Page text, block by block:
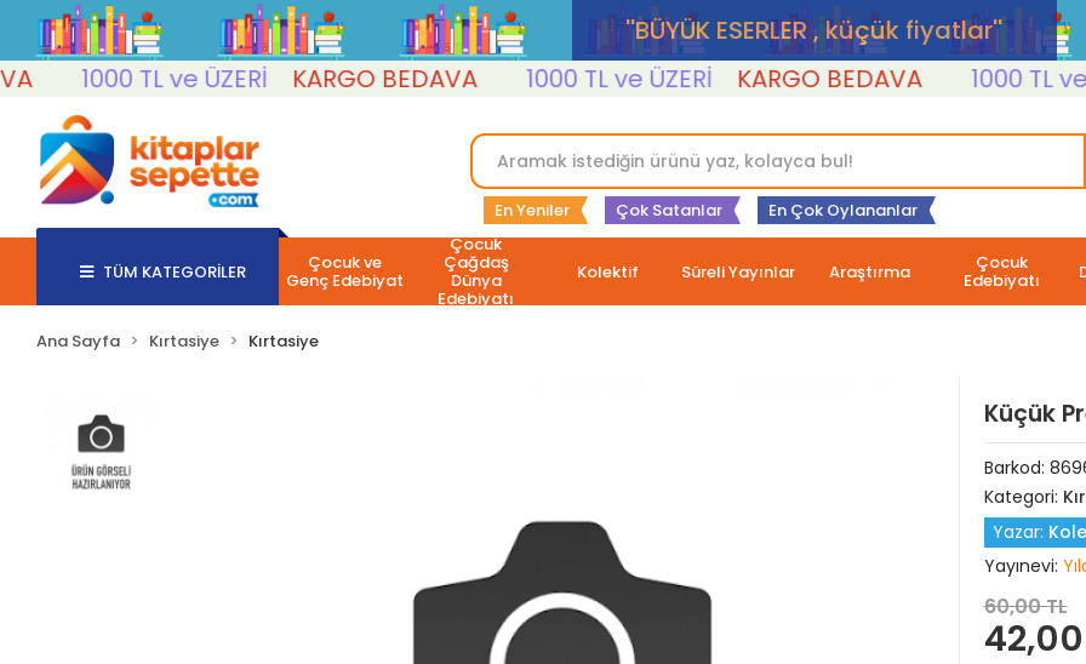
''BÜYÜK ESERLER , küçük fiyatlar''
1000 TL ve ÜZERİ
KARGO BEDAVA 1000 TL ve ÜZERİ KARGO BEDAVA 1000 TL ve
En Yeniler Çok Satanlar En Çok Oylananlar
TÜM KATEGORİLER Çocuk ve
Genç Edebiyat
Çocuk
Çağdaş
Dünya
Edebiyatı
Kolektif Süreli Yayınlar Araştırma Çocuk
Edebiyatı
Ana Sayfa Kırtasiye Kırtasiye
Küçük
Barkod:
Kategori:
Yazar:
Yayınevi:
60,00 TL
42,00